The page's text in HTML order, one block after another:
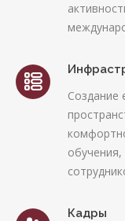
Создание
Кадры